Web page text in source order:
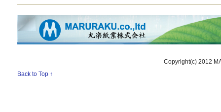
Copyright(c) 2012
Back to Top ↑